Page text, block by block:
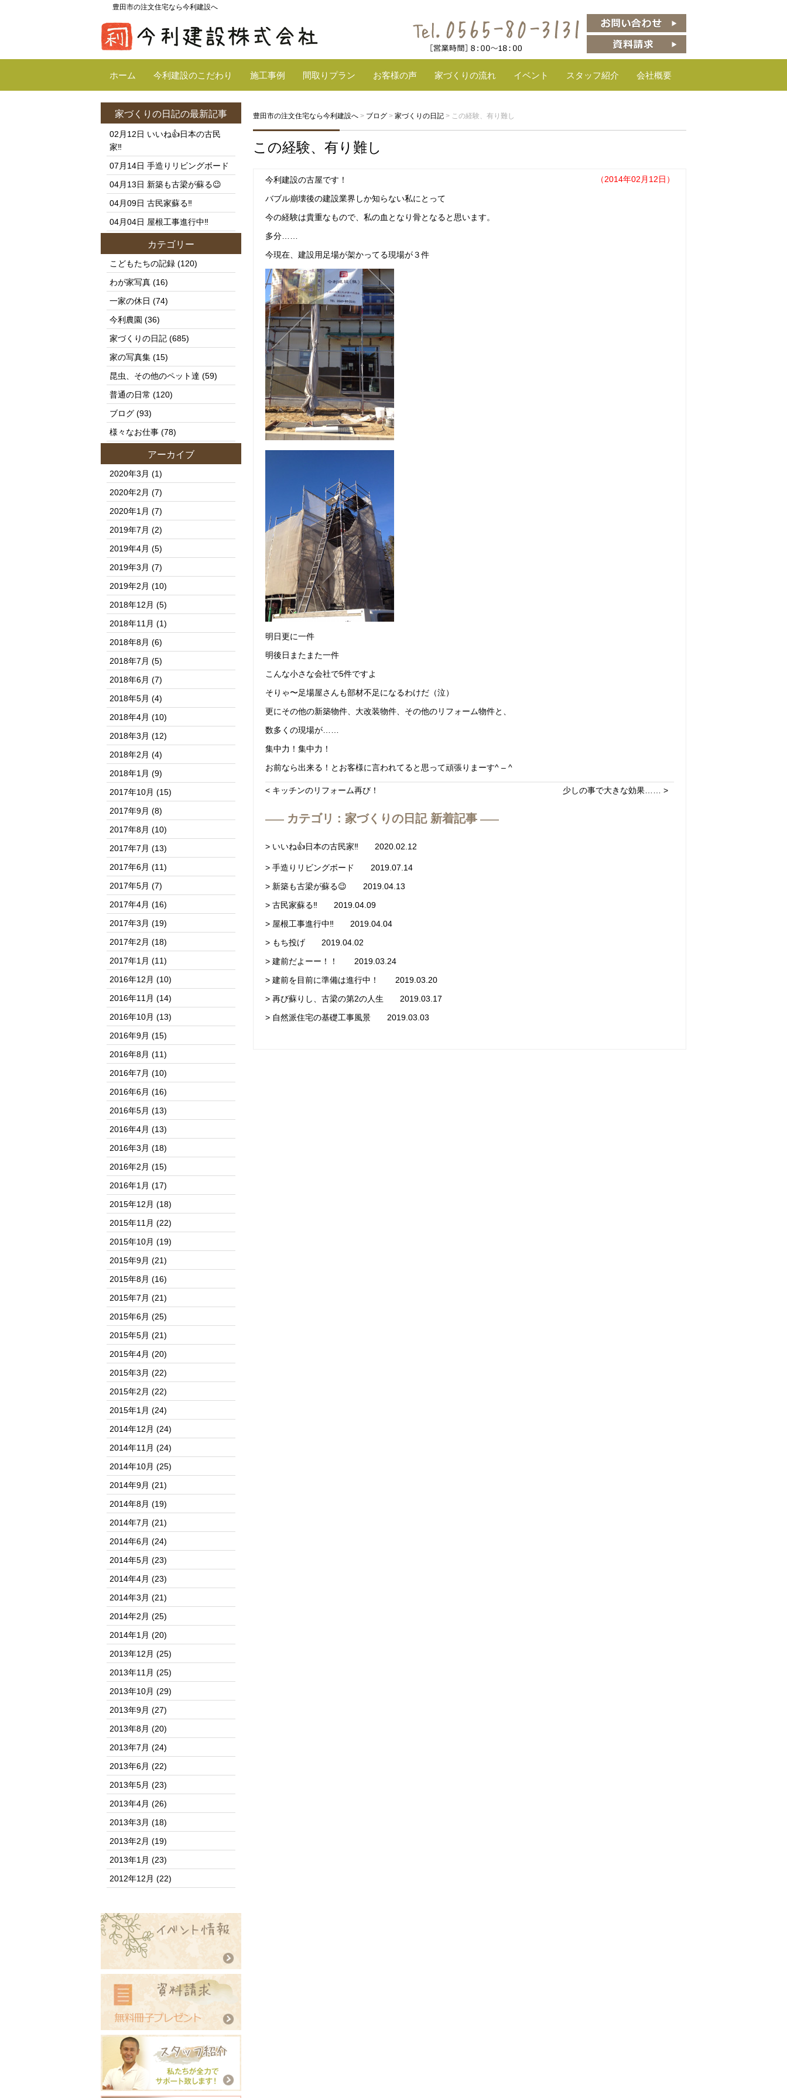
豊田市の注文住宅なら今利建設へ
ホーム 今利建設のこだわり 施工事例 間取りプラン お客様の声 家づくりの流れ イベント スタッフ紹介 会社概要
豊田市の注文住宅なら今利建設へ > ブログ > 家づくりの日記 > この経験、有り難し
この経験、有り難し
（2014年02月12日）
今利建設の古屋です！
バブル崩壊後の建設業界しか知らない私にとって
今の経験は貴重なもので、私の血となり骨となると思います。
多分……
今現在、建設用足場が架かってる現場が３件
明日更に一件
明後日またまた一件
こんな小さな会社で5件ですよ
そりゃ〜足場屋さんも部材不足になるわけだ（泣）
更にその他の新築物件、大改装物件、その他のリフォーム物件と、
数多くの現場が……
集中力！集中力！
お前なら出来る！とお客様に言われてると思って頑張りまーす^ – ^
< キッチンのリフォーム再び！ 少しの事で大きな効果…… >
カテゴリ : 家づくりの日記 新着記事
> いいね👍日本の古民家‼️ 2020.02.12
> 手造りリビングボード 2019.07.14
> 新築も古梁が蘇る😉 2019.04.13
> 古民家蘇る‼️ 2019.04.09
> 屋根工事進行中‼️ 2019.04.04
> もち投げ 2019.04.02
> 建前だよーー！！ 2019.03.24
> 建前を目前に準備は進行中！ 2019.03.20
> 再び蘇りし、古梁の第2の人生 2019.03.17
> 自然派住宅の基礎工事風景 2019.03.03
家づくりの日記の最新記事
02月12日 いいね👍日本の古民
家‼️
07月14日 手造りリビングボード
04月13日 新築も古梁が蘇る😉
04月09日 古民家蘇る‼️
04月04日 屋根工事進行中‼️
カテゴリー
こどもたちの記録 (120)
わが家写真 (16)
一家の休日 (74)
今利農園 (36)
家づくりの日記 (685)
家の写真集 (15)
昆虫、その他のペット達 (59)
普通の日常 (120)
ブログ (93)
様々なお仕事 (78)
アーカイブ
2020年3月 (1)
2020年2月 (7)
2020年1月 (7)
2019年7月 (2)
2019年4月 (5)
2019年3月 (7)
2019年2月 (10)
2018年12月 (5)
2018年11月 (1)
2018年8月 (6)
2018年7月 (5)
2018年6月 (7)
2018年5月 (4)
2018年4月 (10)
2018年3月 (12)
2018年2月 (4)
2018年1月 (9)
2017年10月 (15)
2017年9月 (8)
2017年8月 (10)
2017年7月 (13)
2017年6月 (11)
2017年5月 (7)
2017年4月 (16)
2017年3月 (19)
2017年2月 (18)
2017年1月 (11)
2016年12月 (10)
2016年11月 (14)
2016年10月 (13)
2016年9月 (15)
2016年8月 (11)
2016年7月 (10)
2016年6月 (16)
2016年5月 (13)
2016年4月 (13)
2016年3月 (18)
2016年2月 (15)
2016年1月 (17)
2015年12月 (18)
2015年11月 (22)
2015年10月 (19)
2015年9月 (21)
2015年8月 (16)
2015年7月 (21)
2015年6月 (25)
2015年5月 (21)
2015年4月 (20)
2015年3月 (22)
2015年2月 (22)
2015年1月 (24)
2014年12月 (24)
2014年11月 (24)
2014年10月 (25)
2014年9月 (21)
2014年8月 (19)
2014年7月 (21)
2014年6月 (24)
2014年5月 (23)
2014年4月 (23)
2014年3月 (21)
2014年2月 (25)
2014年1月 (20)
2013年12月 (25)
2013年11月 (25)
2013年10月 (29)
2013年9月 (27)
2013年8月 (20)
2013年7月 (24)
2013年6月 (22)
2013年5月 (23)
2013年4月 (26)
2013年3月 (18)
2013年2月 (19)
2013年1月 (23)
2012年12月 (22)